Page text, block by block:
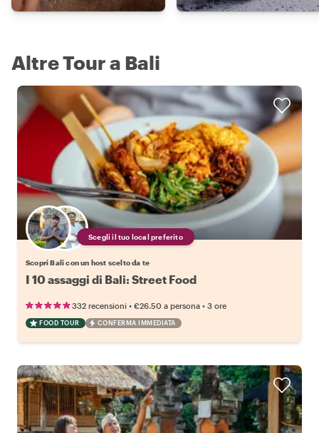
Altre Tour a Bali
Scegli il tuo local preferito
Scopri Bali con un host scelto da te
I 10 assaggi di Bali: Street Food
332 recensioni • €26.50 a persona • 3 ore
FOOD TOUR CONFERMA IMMEDIATA